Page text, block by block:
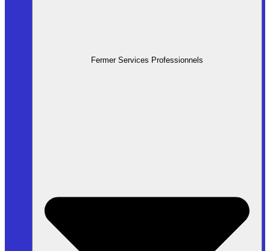
Fermer Services Professionnels